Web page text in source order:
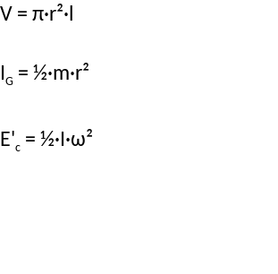
V = π·r²·l
G = ½·m·r²
E'c = ½·I·ω²